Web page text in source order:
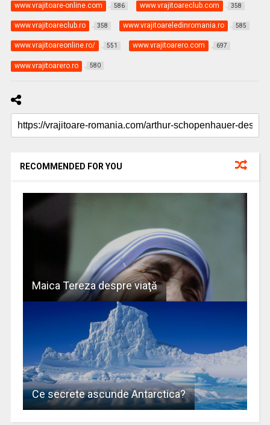
www.vrajitoare-online.com 586 www.vrajitoareclub.com 358
www.vrajitoareclub.ro 358 www.vrajitoareledinromania.ro 585
www.vrajitoareonline.ro/ 551 www.vrajitoarero.com 697
www.vrajitoarero.ro 580
RECOMMENDED FOR YOU
Maica Tereza despre viaţă
Ce secrete ascunde Antarctica?